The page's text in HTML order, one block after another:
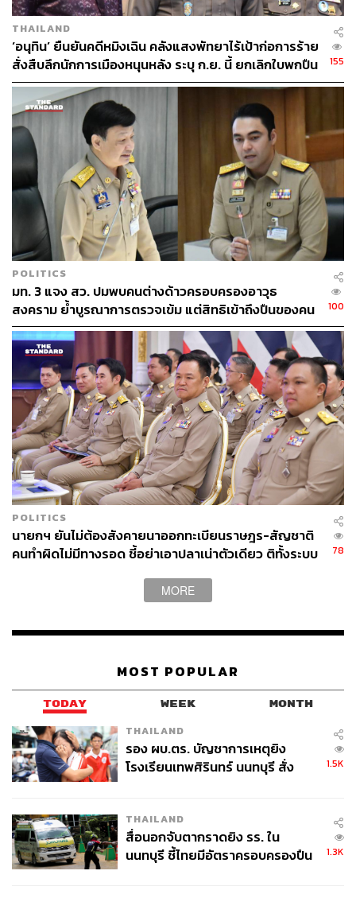
THAILAND
‘อนุทิน’ ยืนยันคดีหมิงเฉิน คลังแสงพัทยาไร้เป้าก่อการร้าย
สั่งสืบลึกนักการเมืองหนุนหลัง ระบุ ก.ย. นี้ ยกเลิกใบพกปืน
ทั่วประเทศ
155
POLITICS
มท. 3 แจง สว. ปมพบคนต่างด้าวครอบครองอาวุธ
สงคราม ย้ำบูรณาการตรวจเข้ม แต่สิทธิเข้าถึงปืนของคน
ไทยยังจำเป็น
100
POLITICS
นายกฯ ยันไม่ต้องสังคายนาออกทะเบียนราษฎร-สัญชาติ
คนทำผิดไม่มีทางรอด ชี้อย่าเอาปลาเน่าตัวเดียว ติทั้งระบบ
78
MORE
MOST POPULAR
TODAY WEEK MONTH
THAILAND
รอง ผบ.ตร. บัญชาการเหตุยิง
โรงเรียนเทพศิรินทร์ นนทบุรี สั่ง
1.5K
THAILAND
สื่อนอกจับตากราดยิง รร. ใน
นนทบุรี ชี้ไทยมีอัตราครอบครองปืน
1.3K